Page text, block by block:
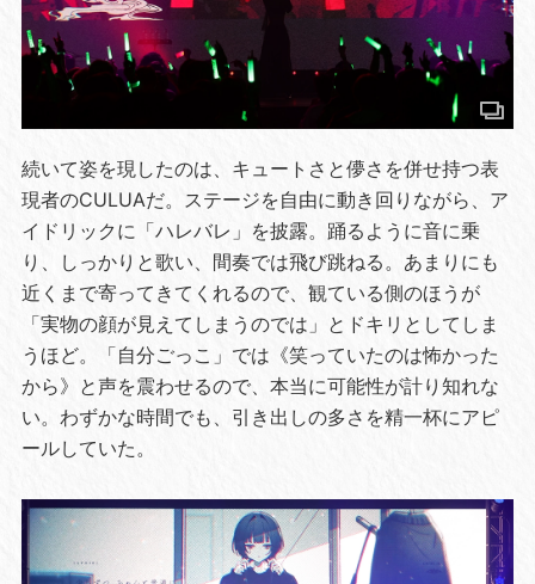
続いて姿を現したのは、キュートさと儚さを併せ持つ表
現者のCULUAだ。ステージを自由に動き回りながら、ア
イドリックに「ハレバレ」を披露。踊るように音に乗
り、しっかりと歌い、間奏では飛び跳ねる。あまりにも
近くまで寄ってきてくれるので、観ている側のほうが
「実物の顔が見えてしまうのでは」とドキリとしてしま
うほど。「自分ごっこ」では《笑っていたのは怖かった
から》と声を震わせるので、本当に可能性が計り知れな
い。わずかな時間でも、引き出しの多さを精一杯にアピ
ールしていた。